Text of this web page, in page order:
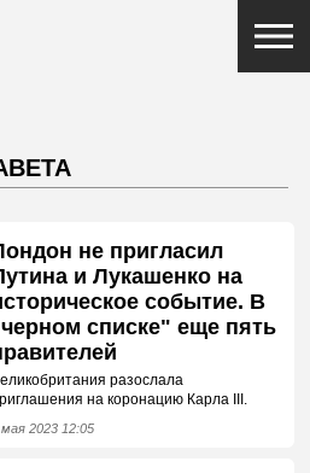
не пригласил
и Лукашенко на
событие. В
списке" еще пять
разослала
на коронацию Карла III.
2023 12:05